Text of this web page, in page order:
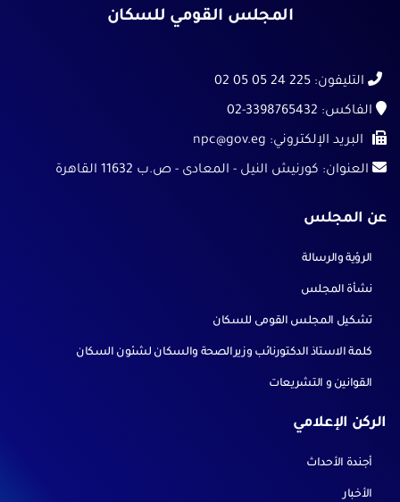
المجلس القومي للسكان
التليفون: 225 24 05 05 02
الفاكس: 02-3398765432
البريد الإلكتروني: npc@gov.eg
العنوان: كورنيش النيل - المعادى - ص.ب 11632 القاهرة
عن المجلس
الرؤية والرسالة
نشأة المجلس
تشكيل المجلس القومى للسكان
كلمة الاستاذ الدكتورنائب وزيرالصحة والسكان لشئون السكان
القوانين و التشريعات
الركن الإعلامي
أجندة الأحداث
الأخبار